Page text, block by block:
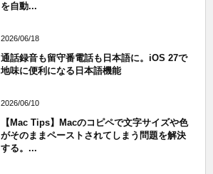
を自動...
2026/06/18
通話録音も留守番電話も日本語に。iOS 27で
地味に便利になる日本語機能
2026/06/10
【Mac Tips】Macのコピペで文字サイズや色
がそのままペーストされてしまう問題を解決
する。...